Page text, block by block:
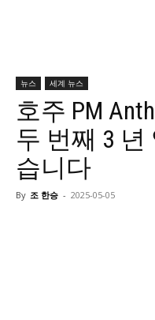
뉴스 세계 뉴스
호주 PM
두 번째 3
습니다
By 조 한승 - 2025-05-05